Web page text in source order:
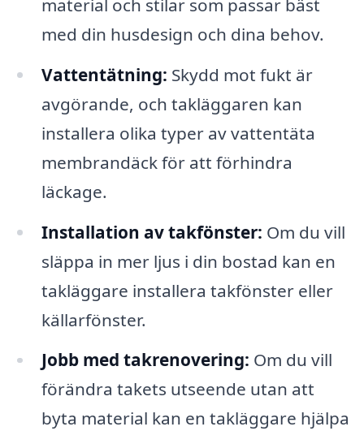
material och stilar som passar bäst
med din husdesign och dina behov.
Vattentätning: Skydd mot fukt är
avgörande, och takläggaren kan
installera olika typer av vattentäta
membrandäck för att förhindra
läckage.
Installation av takfönster: Om du vill
släppa in mer ljus i din bostad kan en
takläggare installera takfönster eller
källarfönster.
Jobb med takrenovering: Om du vill
förändra takets utseende utan att
byta material kan en takläggare hjälpa